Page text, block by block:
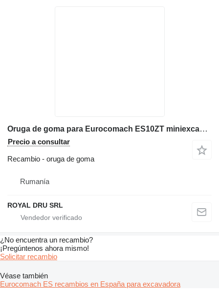
Oruga de goma para Eurocomach ES10ZT miniexcavadora
Precio a consultar
Recambio - oruga de goma
Rumanía
ROYAL DRU SRL
¿No encuentra un recambio?
¡Pregúntenos ahora mismo!
Solicitar recambio
Véase también
Eurocomach ES recambios en España para excavadora